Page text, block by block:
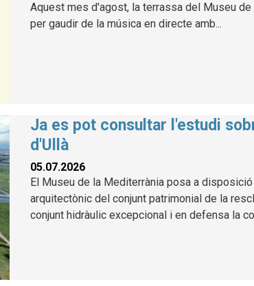
Aquest mes d'agost, la terrassa del Museu
per gaudir de la música en directe amb...
Ja es pot consultar l'estudi
d'Ullà
05.07.2026
El Museu de la Mediterrània posa a
arquitectònic del conjunt patrimonial de la
conjunt hidràulic excepcional i en defensa la